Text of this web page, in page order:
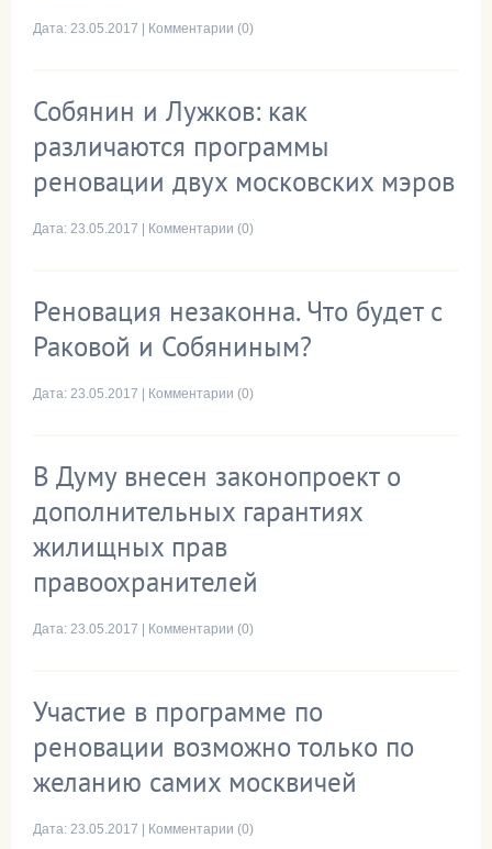
Дата: 23.05.2017 Комментарии (0)
Собянин и Лужков: как
различаются программы
реновации двух московских мэров
Дата: 23.05.2017 Комментарии (0)
Реновация незаконна. Что будет с
Раковой и Собяниным?
Дата: 23.05.2017 Комментарии (0)
В Думу внесен законопроект о
дополнительных гарантиях
жилищных прав
правоохранителей
Дата: 23.05.2017 Комментарии (0)
Участие в программе по
реновации возможно только по
желанию самих москвичей
Дата: 23.05.2017 Комментарии (0)